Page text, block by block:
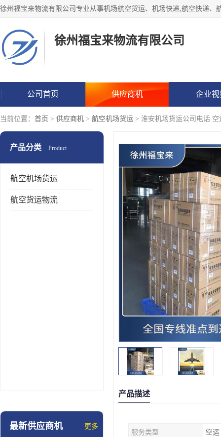
徐州福宝来物流有限公司
公司首页 供应商机 企业视
当前位置： 首页 > 供应商机 > 航空机场货运 > 淮安机场货运公司电话
产品分类 Product
航空机场货运
航空货运物流
最新供应商机 更多
产品描述
服务类型 空运